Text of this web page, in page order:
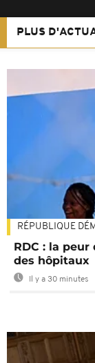
PLUS
RÉPUBLIQUE
RDC : la
des hôpitaux
Il y a 30 minutes